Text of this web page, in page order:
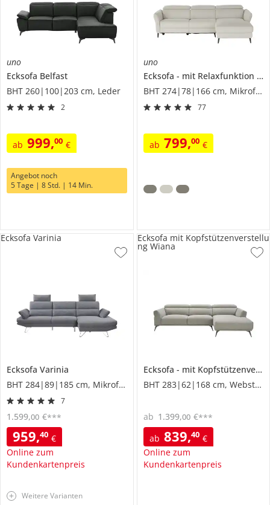
uno
Ecksofa Belfast
BHT 260|100|203 cm, Leder
2
ab 999,00 €
Angebot noch
5 Tage | 8 Std. | 14 Min.
uno
Ecksofa
mit Relaxfunktion
BHT 274|78|166 cm, Mikrofaser
77
ab 799,00 €
Ecksofa Varinia
BHT 284|89|185 cm, Mikrofaser
7
959,40 €
Online zum
Kundenkartenpreis
1.599,00 €***
Ecksofa Varinia
Weitere Varianten
Ecksofa
mit Kopfstützenverstellung
BHT 283|62|168 cm, Webstoff
ab 839,40 €
Online zum
Kundenkartenpreis
ab 1.399,00 €***
Ecksofa mit Kopfstützenverstellu
ng Wiana